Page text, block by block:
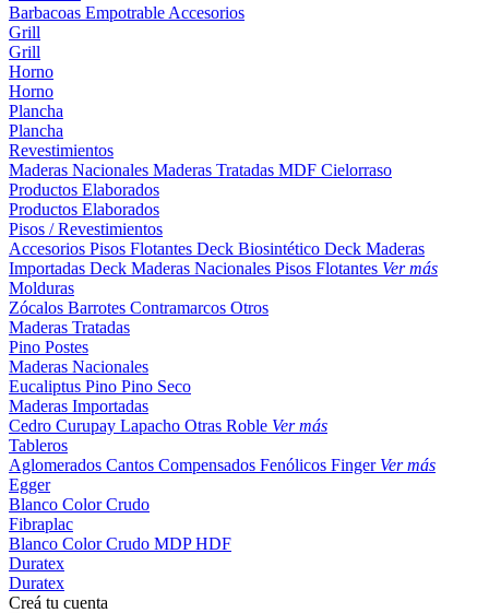
Barbacoas Empotrable Accesorios
Grill
Grill
Horno
Horno
Plancha
Plancha
Revestimientos
Maderas Nacionales Maderas Tratadas MDF Cielorraso
Productos Elaborados
Productos Elaborados
Pisos / Revestimientos
Accesorios Pisos Flotantes Deck Biosintético Deck Maderas
Importadas Deck Maderas Nacionales Pisos Flotantes Ver más
Molduras
Zócalos Barrotes Contramarcos Otros
Maderas Tratadas
Pino Postes
Maderas Nacionales
Eucaliptus Pino Pino Seco
Maderas Importadas
Cedro Curupay Lapacho Otras Roble Ver más
Tableros
Aglomerados Cantos Compensados Fenólicos Finger Ver más
Egger
Blanco ColorCrudo
Fibraplac
Blanco ColorCrudo MDPHDF
Duratex
Duratex
Creá tu cuenta